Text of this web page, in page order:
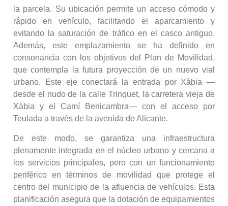
la parcela. Su ubicación permite un acceso cómodo y
rápido en vehículo, facilitando el aparcamiento y
evitando la saturación de tráfico en el casco antiguo.
Además, este emplazamiento se ha definido en
consonancia con los objetivos del Plan de Movilidad,
que contempla la futura proyección de un nuevo vial
urbano. Este eje conectará la entrada por Xàbia —
desde el nudo de la calle Trinquet, la carretera vieja de
Xàbia y el Camí Benicambra— con el acceso por
Teulada a través de la avenida de Alicante.
De este modo, se garantiza una infraestructura
plenamente integrada en el núcleo urbano y cercana a
los servicios principales, pero con un funcionamiento
periférico en términos de movilidad que protege el
centro del municipio de la afluencia de vehículos. Esta
planificación asegura que la dotación de equipamientos